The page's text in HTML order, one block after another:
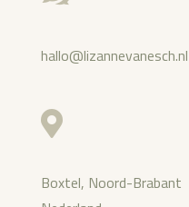
hallo@lizannevanesch.nl

Boxtel, Noord-Brabant